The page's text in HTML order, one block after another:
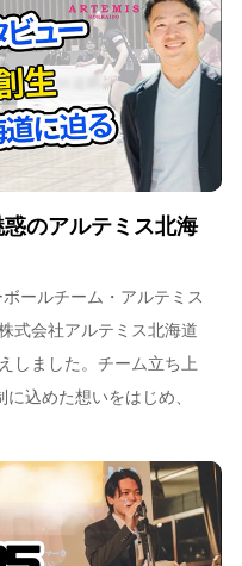
のアルテミス北海
ールチーム・アルテミス
式会社アルテミス北海道
しました。チーム立ち上
込めた想いをはじめ、
語っています。